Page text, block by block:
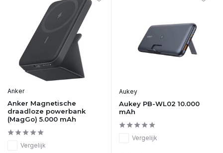
Anker
Anker Magnetische
draadloze powerbank
(MagGo) 5.000 mAh
Vergelijk
Aukey
Aukey PB-WL02 10.000
mAh
Vergelijk